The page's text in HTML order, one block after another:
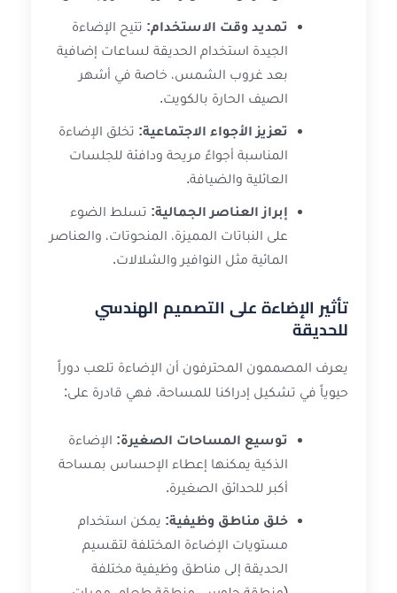
تمديد وقت الاستخدام: تتيح الإضاءة
الجيدة استخدام الحديقة لساعات إضافية
بعد غروب الشمس، خاصة في أشهر
الصيف الحارة بالكويت.
تعزيز الأجواء الاجتماعية: تخلق الإضاءة
المناسبة أجواءً مريحة ودافئة للجلسات
العائلية والضيافة.
إبراز العناصر الجمالية: تسلط الضوء
على النباتات المميزة، المنحوتات، والعناصر
المائية مثل النوافير والشلالات.
تأثير الإضاءة على التصميم الهندسي
للحديقة
يعرف المصممون المحترفون أن الإضاءة تلعب دوراً
حيوياً في تشكيل إدراكنا للمساحة. فهي قادرة على:
توسيع المساحات الصغيرة: الإضاءة
الذكية يمكنها إعطاء الإحساس بمساحة
أكبر للحدائق الصغيرة.
خلق مناطق وظيفية: يمكن استخدام
مستويات الإضاءة المختلفة لتقسيم
الحديقة إلى مناطق وظيفية مختلفة